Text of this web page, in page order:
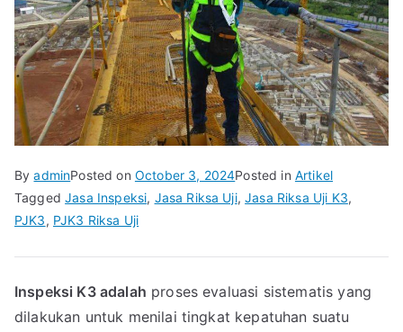
ByadminPosted on October 3, 2024Posted in Artikel
TaggedJasa Inspeksi, Jasa Riksa Uji,Jasa Riksa Uji K3,
PJK3, PJK3 Riksa Uji
Inspeksi K3 adalah proses evaluasi sistematis yang
dilakukan untuk menilai tingkat kepatuhan suatu